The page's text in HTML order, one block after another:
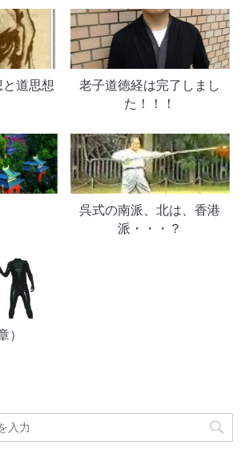
道思想
老子道徳経は完了しまし
た！！！
呉式の南派、北は、香港
派・・・？
）